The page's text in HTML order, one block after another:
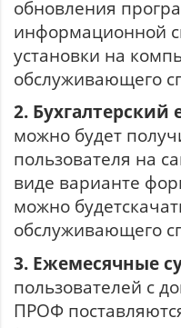
обновления
информационной
установки на
обслуживающего
2.
можно будет
пользователя на
виде варианте
можно
обслуживающего
3. Ежемесячные
пользователей с
ПРОФ